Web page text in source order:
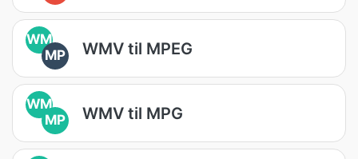
WM
MP
WMV til MPEG
WM
MP
WMV til MPG